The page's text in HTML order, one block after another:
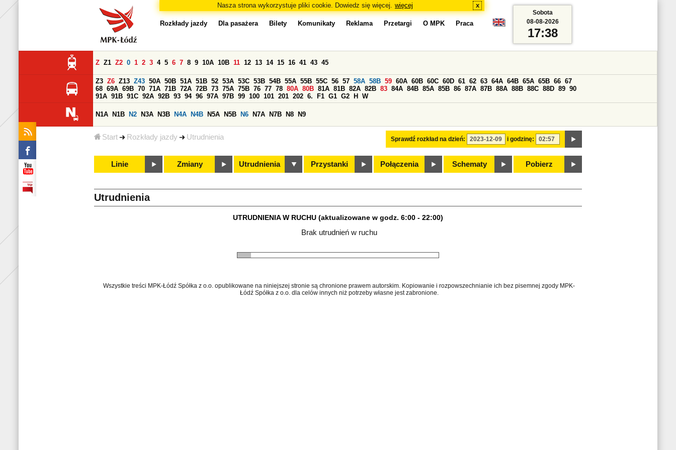
Nasza strona wykorzystuje pliki cookie. Dowiedz się więcej. więcej x
Start Rozkłady jazdy Utrudnienia
Rozkłady jazdy Dla pasażera Bilety Komunikaty Reklama Przetargi O MPK Praca
Sprawdź rozkład na dzień: i godzinę:
Z Z1 Z2 0 1 2 3 4 5 6 7 8 9 10A 10B 11 12 13 14 15 16 41 43 45
Z3 Z6 Z13 Z43 50A 50B 51A 51B 52 53A 53C 53B 54B 55A 55B 55C 56 57 58A 58B 59 60A 60B 60C 60D 61 62 63 64A 64B 65A 65B 66 67
68 69A 69B 70 71A 71B 72A 72B 73 75A 75B 76 77 78 80A 80B 81A 81B 82A 82B 83 84A 84B 85A 85B 86 87A 87B 88A 88B 88C 88D 89 90
91A 91B 91C 92A 92B 93 94 96 97A 97B 99 100 101 201 202 6. F1 G1 G2 H W
N1A N1B N2 N3A N3B N4A N4B N5A N5B N6 N7A N7B N8 N9
Linie Zmiany Utrudnienia Przystanki Połączenia Schematy Pobierz
Sobota
08-08-2026
17:38
Utrudnienia
UTRUDNIENIA W RUCHU (aktualizowane w godz. 6:00 - 22:00)
Brak utrudnień w ruchu
Wszystkie treści MPK-Łódź Spółka z o.o. opublikowane na niniejszej stronie są chronione prawem autorskim. Kopiowanie i rozpowszechnianie ich bez pisemnej zgody MPK-
Łódź Spółka z o.o. dla celów innych niż potrzeby własne jest zabronione.